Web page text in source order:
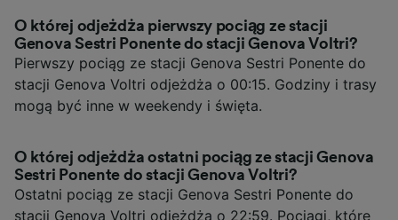
O której odjeżdża pierwszy pociąg ze stacji
Genova Sestri Ponente do stacji Genova Voltri?
Pierwszy pociąg ze stacji Genova Sestri Ponente do
stacji Genova Voltri odjeżdża o 00:15. Godziny i trasy
mogą być inne w weekendy i święta.
O której odjeżdża ostatni pociąg ze stacji Genova
Sestri Ponente do stacji Genova Voltri?
Ostatni pociąg ze stacji Genova Sestri Ponente do
stacji Genova Voltri odjeżdża o 22:59. Pociągi, które